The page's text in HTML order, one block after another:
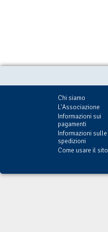
Chi siamo
L'Associazione
Informazioni sui
pagamenti
Informazioni sulle
spedizioni
Come usare il sito